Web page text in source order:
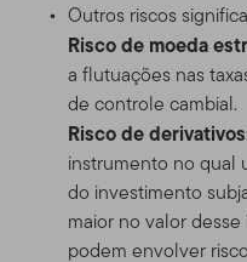
Outros riscos
Risco de moeda
a flutuações nas
de controle cambial.
Risco de derivativos
instrumento no qual
do investimento
maior no valor
podem envolver